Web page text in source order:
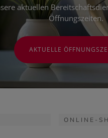
aktuellen
Öffnungszeiten.
AKTUELLE
ONLINE-